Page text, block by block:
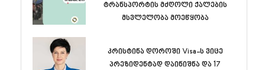
ტრანსპორტის მძღოლი ქალების
მსვლელობა მოეწყობა
კრისტინა დოროში Visa-ს ვიცე
პრეზიდენტად დაინიშნა და 17